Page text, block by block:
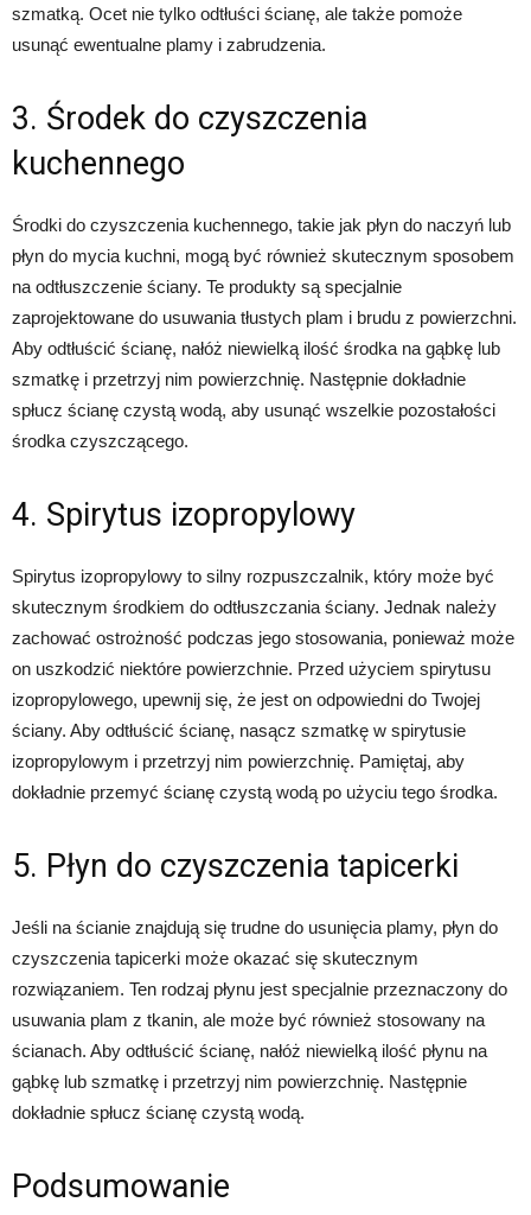
szmatką. Ocet nie tylko odtłuści ścianę, ale także pomoże
usunąć ewentualne plamy i zabrudzenia.
3. Środek do czyszczenia
kuchennego
Środki do czyszczenia kuchennego, takie jak płyn do naczyń lub
płyn do mycia kuchni, mogą być również skutecznym sposobem
na odtłuszczenie ściany. Te produkty są specjalnie
zaprojektowane do usuwania tłustych plam i brudu z powierzchni.
Aby odtłuścić ścianę, nałóż niewielką ilość środka na gąbkę lub
szmatkę i przetrzyj nim powierzchnię. Następnie dokładnie
spłucz ścianę czystą wodą, aby usunąć wszelkie pozostałości
środka czyszczącego.
4. Spirytus izopropylowy
Spirytus izopropylowy to silny rozpuszczalnik, który może być
skutecznym środkiem do odtłuszczania ściany. Jednak należy
zachować ostrożność podczas jego stosowania, ponieważ może
on uszkodzić niektóre powierzchnie. Przed użyciem spirytusu
izopropylowego, upewnij się, że jest on odpowiedni do Twojej
ściany. Aby odtłuścić ścianę, nasącz szmatkę w spirytusie
izopropylowym i przetrzyj nim powierzchnię. Pamiętaj, aby
dokładnie przemyć ścianę czystą wodą po użyciu tego środka.
5. Płyn do czyszczenia tapicerki
Jeśli na ścianie znajdują się trudne do usunięcia plamy, płyn do
czyszczenia tapicerki może okazać się skutecznym
rozwiązaniem. Ten rodzaj płynu jest specjalnie przeznaczony do
usuwania plam z tkanin, ale może być również stosowany na
ścianach. Aby odtłuścić ścianę, nałóż niewielką ilość płynu na
gąbkę lub szmatkę i przetrzyj nim powierzchnię. Następnie
dokładnie spłucz ścianę czystą wodą.
Podsumowanie